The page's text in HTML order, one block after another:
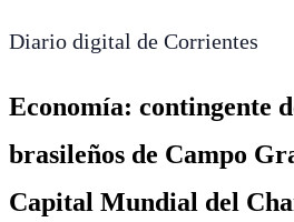
Diario digital de Corrientes
Economía: contingente
brasileños de Campo
Capital Mundial del